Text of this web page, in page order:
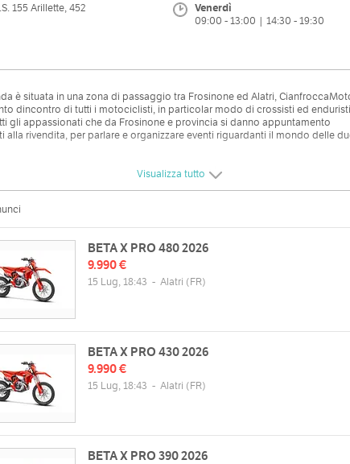
155 Arillette, 452
Venerdì
09:00 - 13:00 | 14:30 - 19:30
è situata in una zona di passaggio tra Frosinone ed Alatri,
dincontro di tutti i motociclisti, in particolar modo di crossisti ed
gli appassionati che da Frosinone e provincia si danno appuntamento
alla rivendita, per parlare e organizzare eventi riguardanti il mondo delle
Lun
09:00 - 13:00 | 14:30 -
Mar
Gio
Sab
09:00 - 13:00 |
Dom
Visualizza tutto
BETA X PRO 480 2026
9.990 €
15 Lug, 18:43 - Alatri (FR)
BETA X PRO 430 2026
9.990 €
15 Lug, 18:43 - Alatri (FR)
BETA X PRO 390 2026